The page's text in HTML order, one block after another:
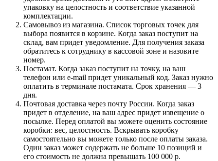
упаковку на целостность и соответствие указанной
комплектации.
Самовывоз из магазина. Список торговых точек для
выбора появится в корзине. Когда заказ поступит на
склад, вам придет уведомление. Для получения заказа
обратитесь к сотруднику в кассовой зоне и назовите
номер.
Постамат. Когда заказ поступит на точку, на ваш
телефон или e-mail придет уникальный код. Заказ нужно
оплатить в терминале постамата. Срок хранения — 3
дня.
Почтовая доставка через почту России. Когда заказ
придет в отделение, на ваш адрес придет извещение о
посылке. Перед оплатой вы можете оценить состояние
коробки: вес, целостность. Вскрывать коробку
самостоятельно вы можете только после оплаты заказа.
Один заказ может содержать не больше 10 позиций и
его стоимость не должна превышать 100 000 р.